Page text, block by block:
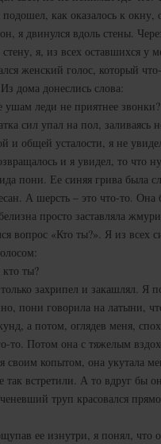
как оказалось к
я двинулся вдоль стены.
я, из всех оставшихся у
женский голос, который
дома донеслись слова:
ушам леди не приятнее
сил упал на пол,
и общей усталости, я не
и я увидел, то что
пони. Ее синяя грива была
А шерсть – это что-то. Она
просто заставляла
вопрос «Кто ты?». Я из всех
ты?
захрипел и закашлял. Я
пони говорила на латыни,
а потом, оглядев меня,
то. Потом она с тяжелым
своим копытом, она укутала
встретили. А то вдруг бы
труп красовался
ее изнутри, я понял,